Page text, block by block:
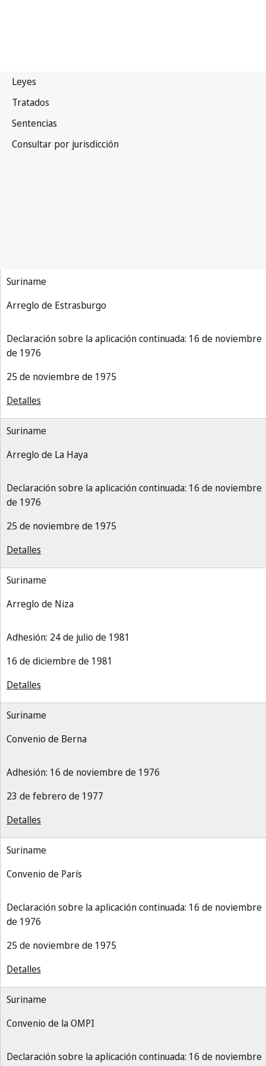
Suriname
Arreglo de Estrasburgo
Declaración sobre la aplicación continuada: 16 de noviembre
de 1976
25 de noviembre de 1975
Detalles
Suriname
Arreglo de La Haya
Declaración sobre la aplicación continuada: 16 de noviembre
de 1976
25 de noviembre de 1975
Detalles
Suriname
Arreglo de Niza
Adhesión: 24 de julio de 1981
16 de diciembre de 1981
Detalles
Suriname
Convenio de Berna
Adhesión: 16 de noviembre de 1976
23 de febrero de 1977
Detalles
Suriname
Convenio de París
Declaración sobre la aplicación continuada: 16 de noviembre
de 1976
25 de noviembre de 1975
Detalles
Suriname
Convenio de la OMPI
Declaración sobre la aplicación continuada: 16 de noviembre